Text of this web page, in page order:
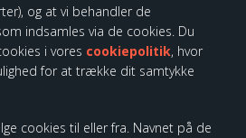
og at vi behandler de
indsamles via de cookies. Du
i vores cookiepolitik, hvor
for at trække dit samtykke
cookies til eller fra. Navnet på de
Orna..